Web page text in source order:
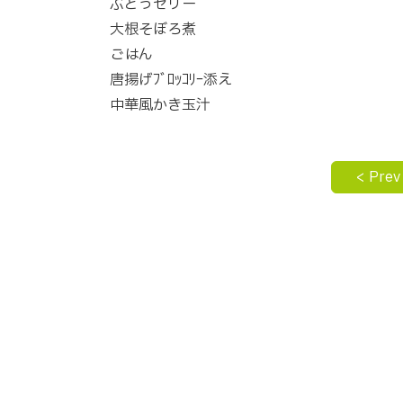
大根そぼろ煮
ごはん
唐揚げﾌﾞﾛｯｺﾘｰ添え
中華風かき玉汁
< Prev